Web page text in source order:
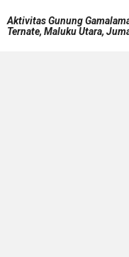
Aktivitas Gunung
Ternate, Maluku Utara,